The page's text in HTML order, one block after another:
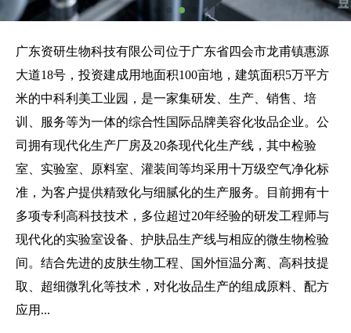
广东资研生物科技有限公司位于广东省四会市龙甫镇惠源
大道18号，投资建成用地面积100亩地，建筑面积5万平方
米的中科利美工业园，是一家集研发、生产、销售、培
训、服务等为一体的综合性国际品牌美容化妆品企业。公
司拥有现代化生产厂房及20条现代化生产线，其中检验
室、实验室、原料室、灌装间等均采用十万级空气净化标
准，为客户提供精致化与细腻化的生产服务。目前拥有十
多项专利高科技技术，多位超过20年经验的研发工程师与
现代化的实验室设备、护肤品生产线与相应的微生物检验
间。结合先进的皮肤生物工程、国外恒温分离、高科技提
取、超细微乳化等技术，对化妆品生产的组成原料、配方
应用...